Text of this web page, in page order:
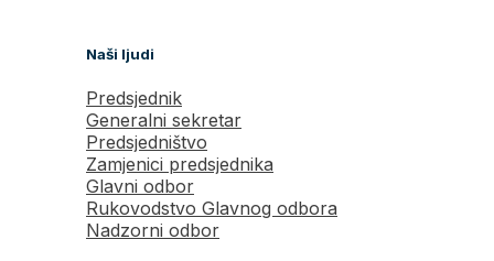
Naši ljudi
Predsjednik
Generalni sekretar
Predsjedništvo
Zamjenici predsjednika
Glavni odbor
Rukovodstvo Glavnog odbora
Nadzorni odbor